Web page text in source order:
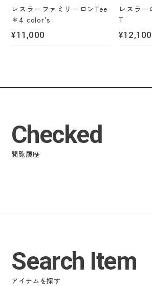
レスラーファミリーロンTee
＊4 color's
¥11,000
レスラー
T
¥12,100
Checked
閲覧履歴
Search Item
アイテムを探す